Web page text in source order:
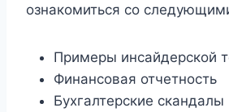
ознакомиться со
Примеры инсайдерской
Финансовая отчетность
Бухгалтерские скандалы